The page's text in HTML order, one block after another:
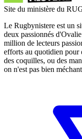
Site du ministère du
Le Rugbynistere est un
deux passionnés
million de lecteurs
efforts au quotidien pour
des coquilles, ou des
on n'est pas bien